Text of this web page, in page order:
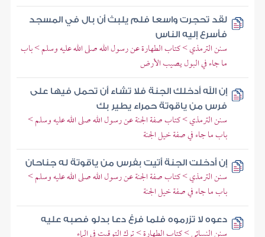
لقد تحجرت واسعا فلم يلبث أن بال في المسجد
فأسرع إليه الناس
سنن الترمذي > كتاب الطهارة عن رسول الله صلى الله عليه وسلم > باب
ما جاء في البول يصيب الأرض
إن الله أدخلك الجنة فلا تشاء أن تحمل فيها على
فرس من ياقوتة حمراء يطير بك
سنن الترمذي > كتاب صفة الجنة عن رسول الله صلى الله عليه وسلم >
باب ما جاء في صفة خيل الجنة
إن أدخلت الجنة أتيت بفرس من ياقوتة له جناحان
سنن الترمذي > كتاب صفة الجنة عن رسول الله صلى الله عليه وسلم >
باب ما جاء في صفة خيل الجنة
دعوه لا تزرموه فلما فرغ دعا بدلو فصبه عليه